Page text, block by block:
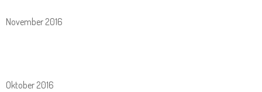
November 2016
Oktober 2016